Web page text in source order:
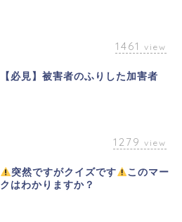
1461 view
【必見】被害者のふりした加害者
1279 view
突然ですがクイズです
このマー
クはわかりますか？